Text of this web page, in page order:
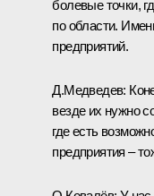
болевые точки,
по области.
предприятий.
Д.Медведев:
везде их нужно
где есть
предприятия –